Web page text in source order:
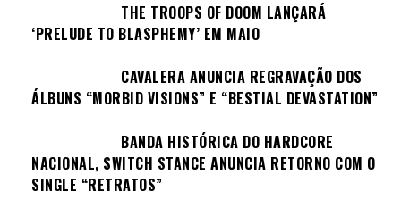
THE TROOPS OF DOOM LANÇARÁ
‘PRELUDE TO BLASPHEMY’ EM MAIO
CAVALERA ANUNCIA REGRAVAÇÃO DOS
ÁLBUNS “MORBID VISIONS” E “BESTIAL DEVASTATION”
BANDA HISTÓRICA DO HARDCORE
NACIONAL, SWITCH STANCE ANUNCIA RETORNO COM O
SINGLE “RETRATOS”